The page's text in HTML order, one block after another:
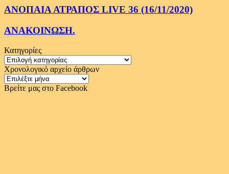
ΑΝΟΠΑΙΑ ΑΤΡΑΠΟΣ LIVE 36 (16/11/2020)
ΑΝΑΚΟΙΝΩΣΗ.
Κατηγορίες
Κατηγορίες
Χρονολογικό αρχείο άρθρων
Χρονολογικό
αρχείο
Βρείτε μας στο Facebook